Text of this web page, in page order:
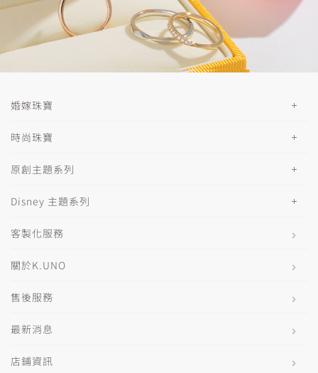
婚嫁珠寶
時尚珠寶
原創主題系列
Disney 主題系列
客製化服務
關於K.UNO
售後服務
最新消息
店鋪資訊